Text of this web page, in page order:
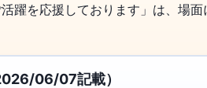
躍を応援しております」は、場
06/07記載）